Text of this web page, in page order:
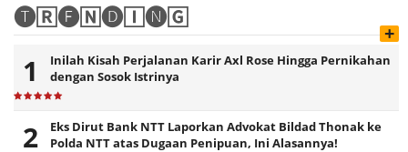
🅣🅁🅔🄽🅓🄸🅝🄶
+
Inilah Kisah Perjalanan Karir Axl Rose Hingga Pernikahan
dengan Sosok Istrinya
Eks Dirut Bank NTT Laporkan Advokat Bildad Thonak ke
Polda NTT atas Dugaan Penipuan, Ini Alasannya!